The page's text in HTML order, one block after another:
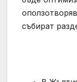
събират